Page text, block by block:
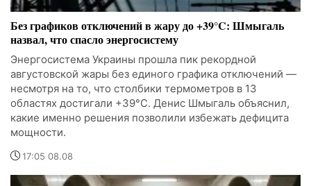
Без графиков отключений в жару до +39°C: Шмыгаль
назвал, что спасло энергосистему
Энергосистема Украины прошла пик рекордной
августовской жары без единого графика отключений —
несмотря на то, что столбики термометров в 13
областях достигали +39°C. Денис Шмыгаль объяснил,
какие именно решения позволили избежать дефицита
мощности.
17:05 08.08